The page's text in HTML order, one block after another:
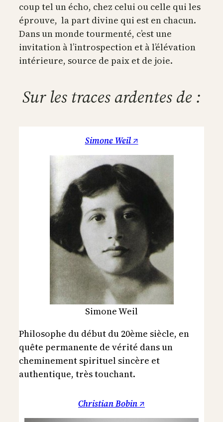
coup tel un écho, chez celui ou celle qui les
éprouve, la part divine qui est en chacun.
Dans un monde tourmenté, c’est une
invitation à l’introspection et à l’élévation
intérieure, source de paix et de joie.
Sur les traces ardentes de :
Simone Weil ↗
Simone Weil
Philosophe du début du 20ème siècle, en
quête permanente de vérité dans un
cheminement spirituel sincère et
authentique, très touchant.
Christian Bobin ↗